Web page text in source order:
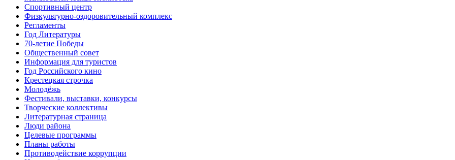
Спортивный центр
Физкультурно-оздоровительный комплекс
Регламенты
Год Литературы
70-летие Победы
Общественный совет
Информация для туристов
Год Российского кино
Крестецкая строчка
Молодёжь
Фестивали, выставки, конкурсы
Творческие коллективы
Литературная страница
Люди района
Целевые программы
Планы работы
Противодействие коррупции